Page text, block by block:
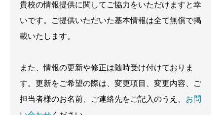
貴校の情報提供に関してご協力をいただけますと幸
いです。ご提供いただいた基本情報は全て無償で掲
載いたします。
また、情報の更新や修正は随時受け付けておりま
す。更新をご希望の際は、変更項目、変更内容、ご
担当者様のお名前、ご連絡先をご記入のうえ、 お問